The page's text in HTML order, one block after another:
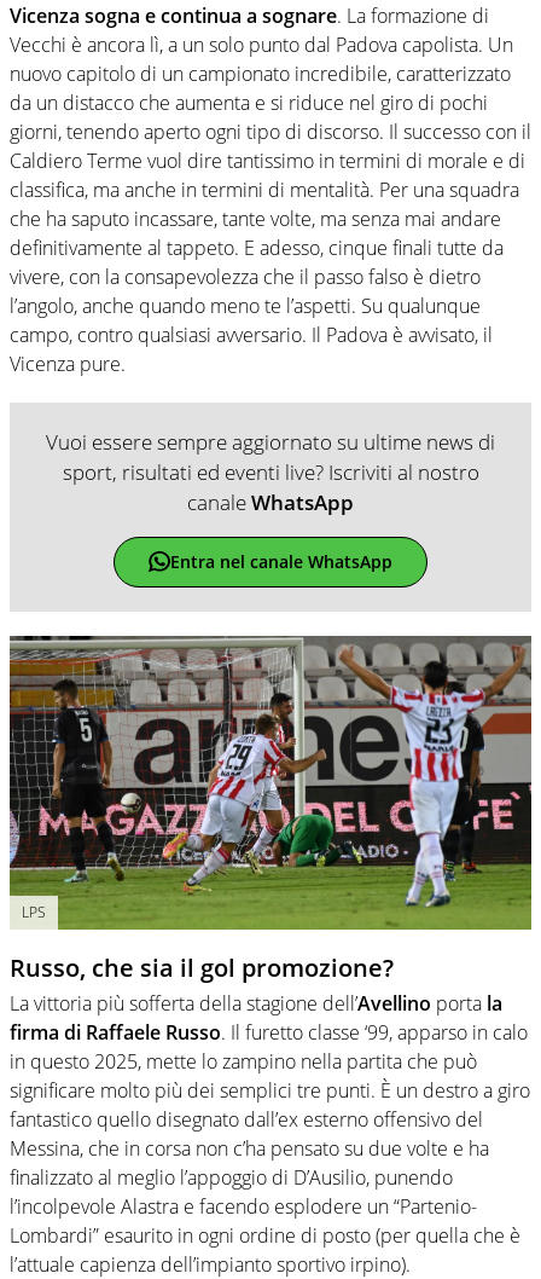
Vicenza sogna e continua a sognare. La formazione di
Vecchi è ancora lì, a un solo punto dal Padova capolista. Un
nuovo capitolo di un campionato incredibile, caratterizzato
da un distacco che aumenta e si riduce nel giro di pochi
giorni, tenendo aperto ogni tipo di discorso. Il successo con il
Caldiero Terme vuol dire tantissimo in termini di morale e di
classifica, ma anche in termini di mentalità. Per una squadra
che ha saputo incassare, tante volte, ma senza mai andare
definitivamente al tappeto. E adesso, cinque finali tutte da
vivere, con la consapevolezza che il passo falso è dietro
l’angolo, anche quando meno te l’aspetti. Su qualunque
campo, contro qualsiasi avversario. Il Padova è avvisato, il
Vicenza pure.
Vuoi essere sempre aggiornato su ultime news di
sport, risultati ed eventi live? Iscriviti al nostro
canaleWhatsApp
Entra nel canale WhatsApp
LPS
Russo, che sia il gol promozione?
La vittoria più sofferta della stagione dell’Avellino porta la
firma di Raffaele Russo. Il furetto classe ‘99, apparso in calo
in questo 2025, mette lo zampino nella partita che può
significare molto più dei semplici tre punti. È un destro a giro
fantastico quello disegnato dall’ex esterno offensivo del
Messina, che in corsa non c’ha pensato su due volte e ha
finalizzato al meglio l’appoggio di D’Ausilio, punendo
l’incolpevole Alastra e facendo esplodere un “Partenio-
Lombardi” esaurito in ogni ordine di posto (per quella che è
l’attuale capienza dell’impianto sportivo irpino).